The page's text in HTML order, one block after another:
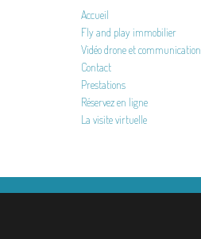
Accueil
Fly and play immobilier
Vidéo drone et communication
Contact
Prestations
Réservez en ligne
La visite virtuelle